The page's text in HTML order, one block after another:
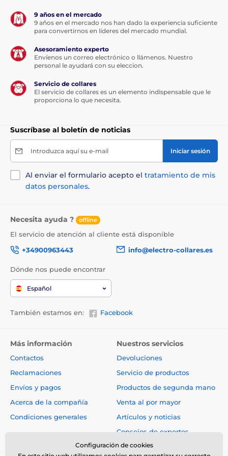
collar. La longitud del collar es ajustable de 20 a 70
cm, y la anchura es de 2,5 cm.
La radio mide 3,8 cm de ancho, 5,8 cm de
alto, 1,5 cm de fondo y pesa 17 gramos. El
carácter ilustrativo.
9 años en el mercado
9 años en el mercado nos han dado la experiencia suficiente
para convertirnos en líderes del mercado mundial.
Asesoramiento experto
Envíenos un correo electrónico o llámenos. Nuestro
personal le ayudará con su eleccion.
Servicio de collares
El servicio de collares es un elemento indispensable que le
proporciona lo que necesita.
Suscríbase al boletín de noticias
Introduzca aquí su e-mail Iniciar sesión
Al enviar el formulario acepto el tratamiento de mis
datos personales.
Necesita ayuda ? offline
El servicio de atención al cliente está disponible
+34900963443
info@electro-collares.es
Dónde nos puede encontrar
Español
También estamos en: Facebook
Más información
Contactos
Reclamaciones
Envíos y pagos
Acerca de la compañía
Condiciones generales
Nuestros servicios
Devoluciones
Servicio de productos
Productos de segunda mano
Venta al por mayor
Artículos y noticias
Consejos de expertos
Configuración de cookies